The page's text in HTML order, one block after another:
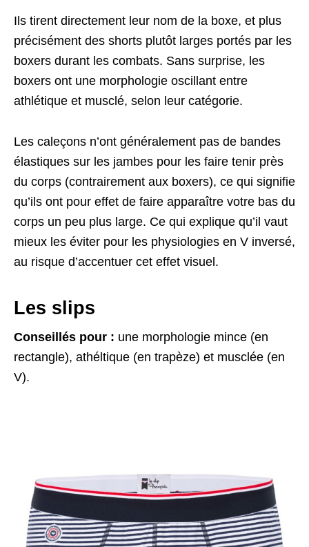
Ils tirent directement leur nom de la boxe, et plus
précisément des shorts plutôt larges portés par les
boxers durant les combats. Sans surprise, les
boxers ont une morphologie oscillant entre
athlétique et musclé, selon leur catégorie.
Les caleçons n’ont généralement pas de bandes
élastiques sur les jambes pour les faire tenir près
du corps (contrairement aux boxers), ce qui signifie
qu’ils ont pour effet de faire apparaître votre bas du
corps un peu plus large. Ce qui explique qu’il vaut
mieux les éviter pour les physiologies en V inversé,
au risque d’accentuer cet effet visuel.
Les slips
Conseillés pour : une morphologie mince (en
rectangle), athéltique (en trapèze) et musclée (en
V).